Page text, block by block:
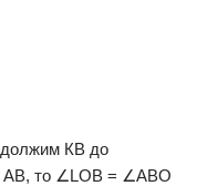
КВ до
то ∠LOB = ∠ABO